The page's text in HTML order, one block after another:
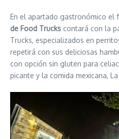
En el apartado gastronómico el
de Food Trucks contará con la
Trucks, especializados en
repetirá con sus deliciosas
con opción sin gluten para
picante y la comida mexicana,